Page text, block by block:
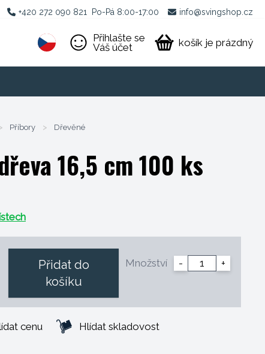
+420 272 090 821 Po-Pá 8:00-17:00 info@svingshop.cz
Přihlašte se
Váš účet
košík je prázdný
Příbory > Dřevěné
16,5 cm 100 ks
Množství - +
Přidat do
košíku
cenu
Hlídat skladovost